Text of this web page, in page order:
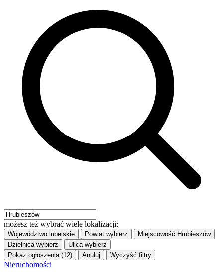
możesz też wybrać wiele lokalizacji:
Województwo lubelskie Powiat wybierz Miejscowość Hrubieszów
Dzielnica wybierz Ulica wybierz
Pokaż ogłoszenia (12)
Anuluj Wyczyść filtry
Nieruchomości